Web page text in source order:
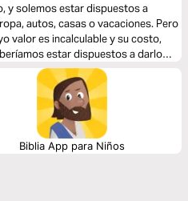
y solemos estar dispuestos a
autos, casas o vacaciones. Pero
valor es incalculable y su costo,
estar dispuestos a darlo
hablaremos de 5 áreas clave
una familia saludable que impulse
es el precio o sacrificio personal
tu familia funcione mejor?
Biblia App para Niños